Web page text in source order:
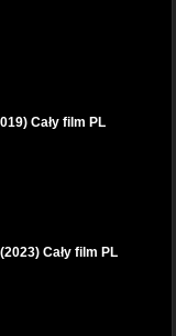
Cały film PL
Cały film PL